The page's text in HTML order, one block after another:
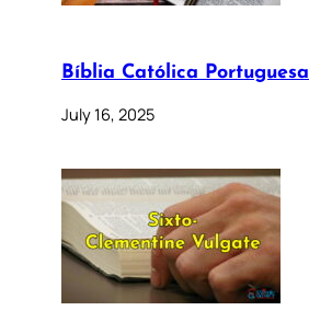
Bíblia Católica Portuguesa
July 16, 2025